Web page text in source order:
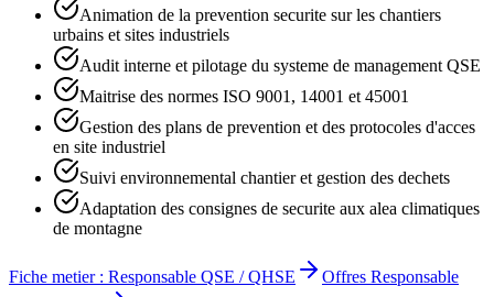
Animation de la prevention securite sur les chantiers
urbains et sites industriels
Audit interne et pilotage du systeme de management QSE
Maitrise des normes ISO 9001, 14001 et 45001
Gestion des plans de prevention et des protocoles d'acces
en site industriel
Suivi environnemental chantier et gestion des dechets
Adaptation des consignes de securite aux alea climatiques
de montagne
Fiche metier : Responsable QSE / QHSE Offres Responsable